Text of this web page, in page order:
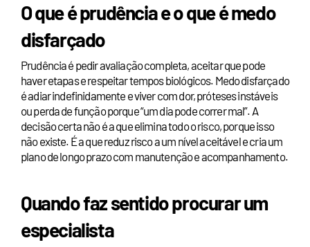
O que é prudência e o que é medo
disfarçado
Prudência é pedir avaliação completa, aceitar que pode
haver etapas e respeitar tempos biológicos. Medo disfarçado
é adiar indefinidamente e viver com dor, próteses instáveis
ou perda de função porque “um dia pode correr mal”. A
decisão certa não é a que elimina todo o risco, porque isso
não existe. É a que reduz risco a um nível aceitável e cria um
plano de longo prazo com manutenção e acompanhamento.
Quando faz sentido procurar um
especialista